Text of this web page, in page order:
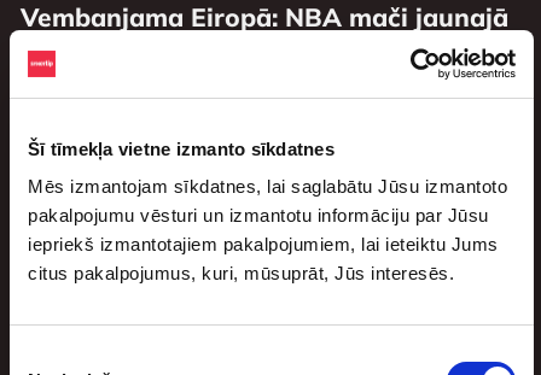
Šī tīmekļa vietne izmanto sīkdatnes
Mēs izmantojam sīkdatnes, lai saglabātu Jūsu izmantoto
pakalpojumu vēsturi un izmantotu informāciju par Jūsu
iepriekš izmantotajiem pakalpojumiem, lai ieteiktu Jums
citus pakalpojumus, kuri, mūsuprāt, Jūs interesēs.
Vembanjama Eiropā: NBA mači jaunajā
sezonā, kas nenorisināsies ASV
augusts 3, 2026
asociācijas (NBA) sezona. Jaunajā sezonā trīs mači
paredzēti arī ārpus ASV. Tā būs lieliska […]